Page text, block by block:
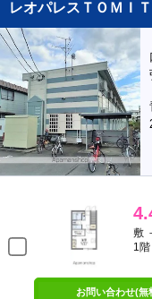
レオパレスＴＯＭＩ
敷
1
お問い合わせ(無